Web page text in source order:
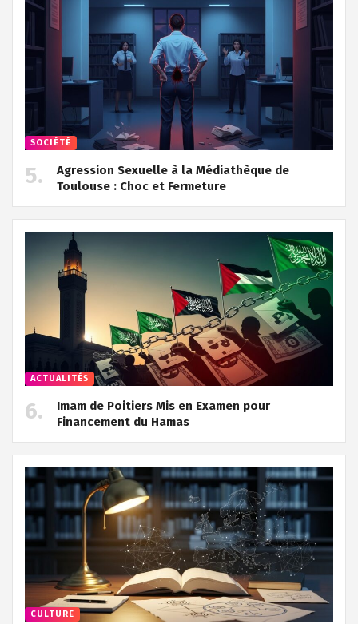
SOCIÉTÉ
Agression Sexuelle à la Médiathèque de
Toulouse : Choc et Fermeture
ACTUALITÉS
Imam de Poitiers Mis en Examen pour
Financement du Hamas
CULTURE